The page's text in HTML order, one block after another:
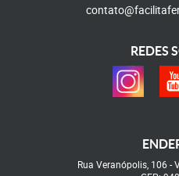
REDES
Rua Veranópolis, 106 -